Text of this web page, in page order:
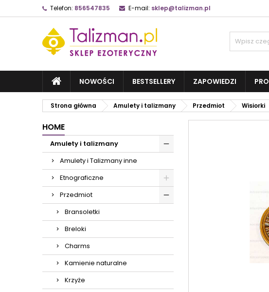
Telefon: 856547835 E-mail: sklep@talizman.pl
NOWOŚCI BESTSELLERY ZAPOWIEDZI
Strona główna Amulety i talizmany Przedmiot Wisiorki
HOME
Amulety i talizmany
Amulety i Talizmany inne
Etnograficzne
Przedmiot
Bransoletki
Breloki
Charms
Kamienie naturalne
Krzyże